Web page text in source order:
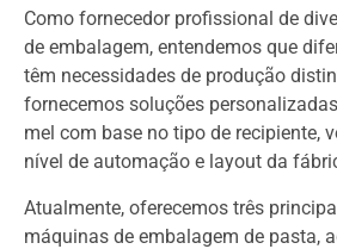
Como fornecedor profissional de
de embalagem, entendemos que
têm necessidades de produção
fornecemos soluções
mel com base no tipo de recipiente,
nível de automação e layout da
Atualmente, oferecemos três
máquinas de embalagem de pasta,